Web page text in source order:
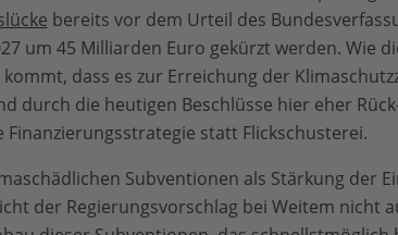
bereits vor dem Urteil des
um 45 Milliarden Euro gekürzt werden. Wie
dass es zur Erreichung der
durch die heutigen Beschlüsse hier eher
statt Flickschusterei.
Subventionen als Stärkung der
der Regierungsvorschlag bei Weitem nicht